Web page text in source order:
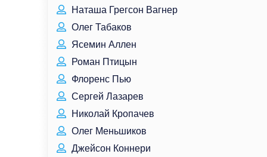
Наташа Грегсон Вагнер
Олег Табаков
Ясемин Аллен
Роман Птицын
Флоренс Пью
Сергей Лазарев
Николай Кропачев
Олег Меньшиков
Джейсон Коннери